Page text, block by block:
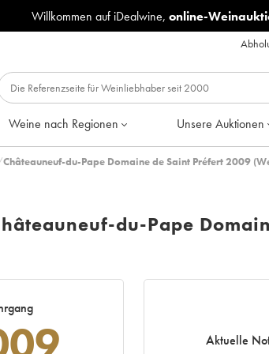
Willkommen auf iDealwine, online-
Weine nach Regionen Unsere Auktionen
Châteauneuf-du-Pape Domaine de Saint Préfert 2009
du-Pape
Aktuelle